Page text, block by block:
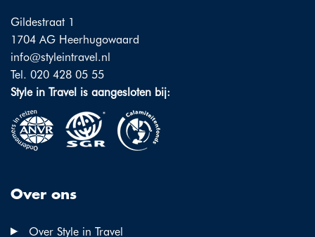
Gildestraat 1
1704 AG Heerhugowaard
info@styleintravel.nl
Tel. 020 428 05 55
Style in Travel is aangesloten bij:
Over ons
Over Style in Travel